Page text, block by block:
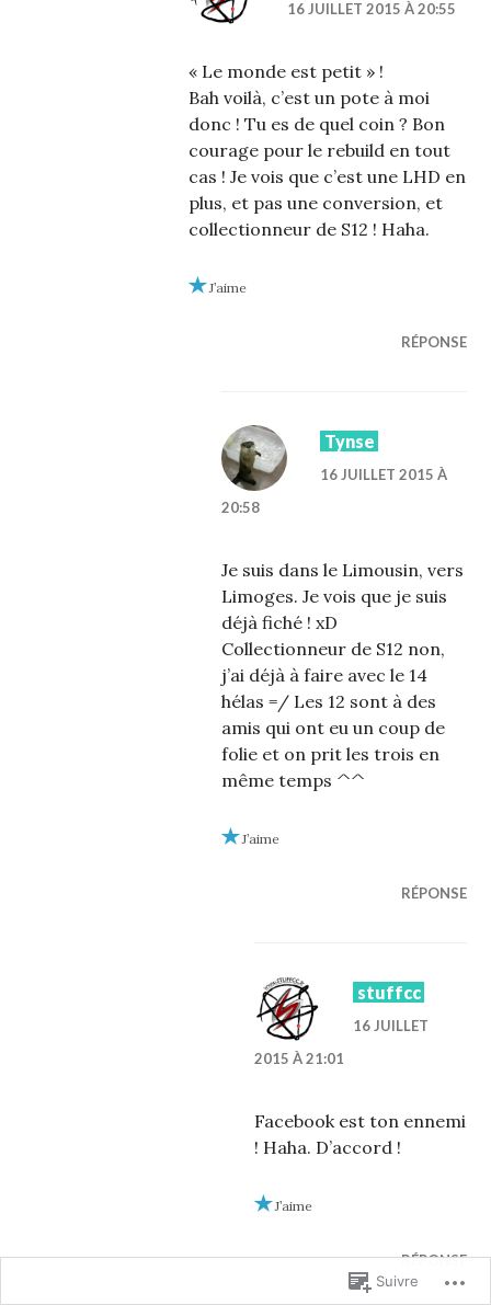
16 JUILLET 2015 À 20:55
« Le monde est petit » !
Bah voilà, c’est un pote à moi
donc ! Tu es de quel coin ? Bon
courage pour le rebuild en tout
cas ! Je vois que c’est une LHD en
plus, et pas une conversion, et
collectionneur de S12 ! Haha.
J’aime
RÉPONSE
Tynse
16 JUILLET 2015 À
20:58
Je suis dans le Limousin, vers
Limoges. Je vois que je suis
déjà fiché ! xD
Collectionneur de S12 non,
j’ai déjà à faire avec le 14
hélas =/ Les 12 sont à des
amis qui ont eu un coup de
folie et on prit les trois en
même temps ^^
J’aime
RÉPONSE
stuffcc
16 JUILLET
2015 À 21:01
Facebook est ton ennemi
! Haha. D’accord !
J’aime
RÉPONSE
Suivre